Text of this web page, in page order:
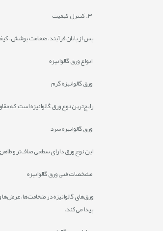
پس از پایان فرآیند، ضخامت پوشش،
انواع ورق گالوانیزه
ورق گالوانیزه گرم
رایج‌ترین نوع ورق گالوانیزه است که
ورق گالوانیزه سرد
این نوع ورق دارای سطحی صاف‌تر و
مشخصات فنی ورق گالوانیزه
پیدا می‌کند.